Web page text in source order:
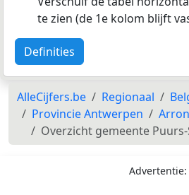
te zien (de 1e kolom blijft
Definities
AlleCijfers.be Regionaal
Provincie Antwerpen
Overzicht gemeente
Advertentie: